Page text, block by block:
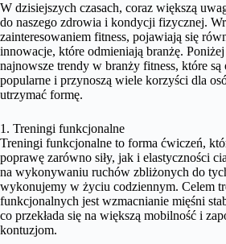
W dzisiejszych czasach, coraz większą
do naszego zdrowia i kondycji fizycznej.
zainteresowaniem fitness, pojawiają się
innowacje, które odmieniają branżę.
najnowsze trendy w branży fitness, które są
popularne i przynoszą wiele korzyści dla
utrzymać formę.
1. Treningi funkcjonalne
Treningi funkcjonalne to forma ćwiczeń,
poprawę zarówno siły, jak i elastyczności
na wykonywaniu ruchów zbliżonych do
wykonujemy w życiu codziennym. Celem
funkcjonalnych jest wzmacnianie mięśni
co przekłada się na większą mobilność i
kontuzjom.